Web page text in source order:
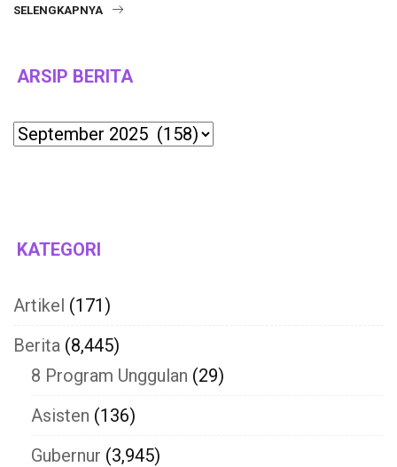
SELENGKAPNYA
ARSIP BERITA
Archives
KATEGORI
Artikel (171)
Berita (8,445)
8 Program Unggulan (29)
Asisten (136)
Gubernur (3,945)